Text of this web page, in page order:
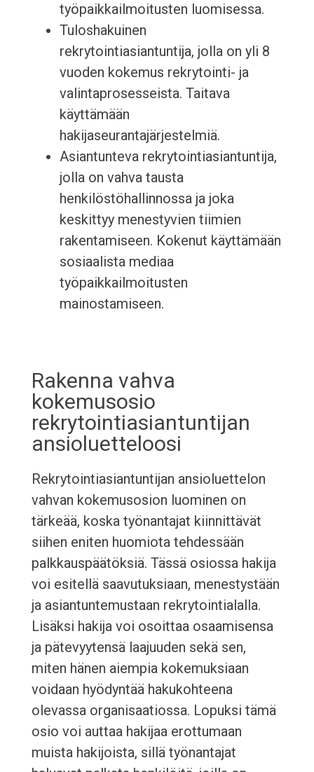
työpaikkailmoitusten luomisessa.
Tuloshakuinen
rekrytointiasiantuntija, jolla on yli 8
vuoden kokemus rekrytointi- ja
valintaprosesseista. Taitava
käyttämään
hakijaseurantajärjestelmiä.
Asiantunteva rekrytointiasiantuntija,
jolla on vahva tausta
henkilöstöhallinnossa ja joka
keskittyy menestyvien tiimien
rakentamiseen. Kokenut käyttämään
sosiaalista mediaa
työpaikkailmoitusten
mainostamiseen.
Rakenna vahva
kokemusosio
rekrytointiasiantuntijan
ansioluetteloosi
Rekrytointiasiantuntijan ansioluettelon
vahvan kokemusosion luominen on
tärkeää, koska työnantajat kiinnittävät
siihen eniten huomiota tehdessään
palkkauspäätöksiä. Tässä osiossa hakija
voi esitellä saavutuksiaan, menestystään
ja asiantuntemustaan rekrytointialalla.
Lisäksi hakija voi osoittaa osaamisensa
ja pätevyytensä laajuuden sekä sen,
miten hänen aiempia kokemuksiaan
voidaan hyödyntää hakukohteena
olevassa organisaatiossa. Lopuksi tämä
osio voi auttaa hakijaa erottumaan
muista hakijoista, sillä työnantajat